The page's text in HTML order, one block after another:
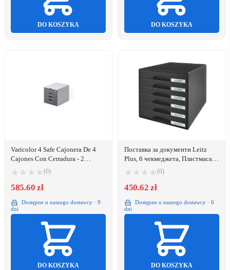
DO KOSZYKA DO KOSZYKA
Varicolor 4 Safe Cajonera De 4
Cajones Con Cerradura - 2
Cajones Xxl - Tamaño Apto Para
Armarios De Oficina Estandar -
Color Gris Durable
(0)
585.60 zł
Dostępne u naszego dostawcy · 9
dni
DO KOSZYKA
Поставка за документи Leitz
Plus, 6 чекмеджета, Пластмаса,
(0)
450.62 zł
Dostępne u naszego dostawcy · 6
dni
DO KOSZYKA